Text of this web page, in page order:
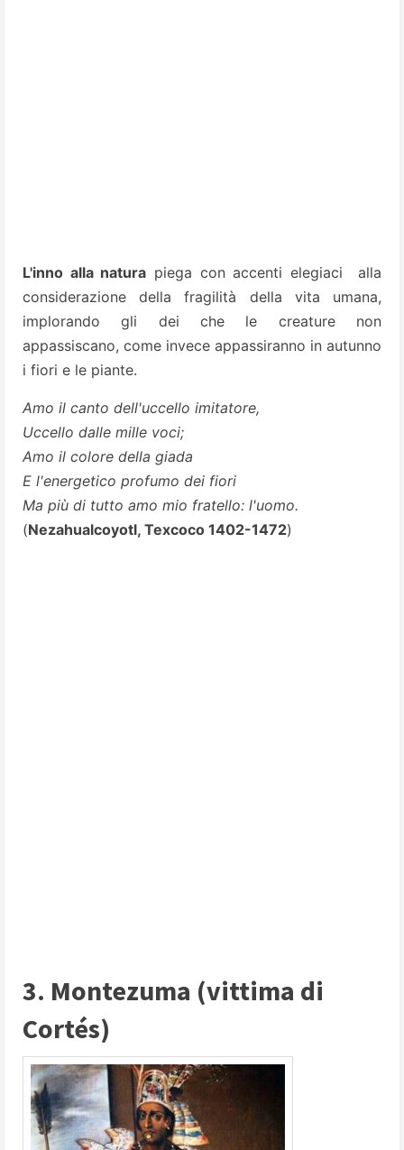
L'inno alla natura piega con accenti elegiaci alla
considerazione della fragilità della vita umana,
implorando gli dei che le creature non
appassiscano, come invece appassiranno in autunno
i fiori e le piante.
Amo il canto dell'uccello imitatore,
Uccello dalle mille voci;
Amo il colore della giada
E l'energetico profumo dei fiori
Ma più di tutto amo mio fratello: l'uomo.
(Nezahualcoyotl, Texcoco 1402-1472)
3. Montezuma (vittima di
Cortés)